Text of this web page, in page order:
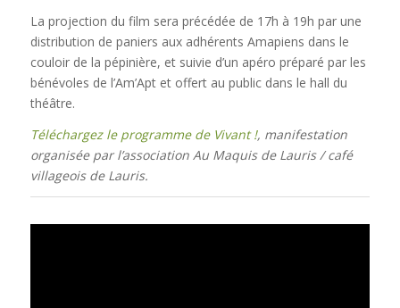
La projection du film sera précédée de 17h à 19h par une
distribution de paniers aux adhérents Amapiens dans le
couloir de la pépinière, et suivie d’un apéro préparé par les
bénévoles de l’Am’Apt et offert au public dans le hall du
théâtre.
Téléchargez le programme de Vivant !, manifestation
organisée par l’association Au Maquis de Lauris / café
villageois de Lauris.